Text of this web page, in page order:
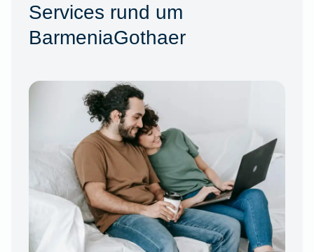
Services rund um
BarmeniaGothaer